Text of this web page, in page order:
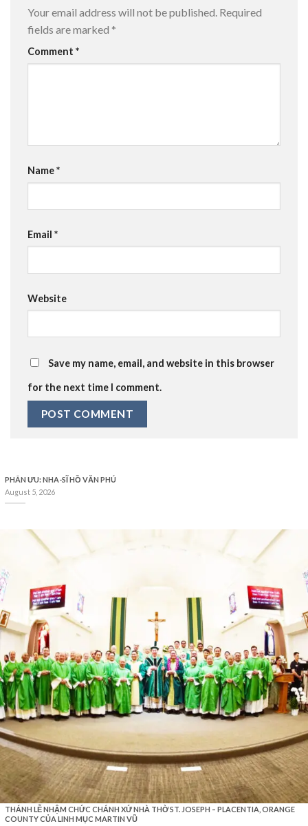
Your email address will not be published. Required
fields are marked *
Comment *
Name*
Email *
Website
Save my name, email, and website in this browser
for the next time I comment.
PHÂN ƯU: NHA-SĨ HỒ VĂN PHÚ
August 5, 2026
THÁNH LỄ NHẬM CHỨC CHÁNH XỨ NHÀ THỜ ST. JOSEPH – PLACENTIA, ORANGE
COUNTY CỦA LINH MỤC MARTIN VŨ